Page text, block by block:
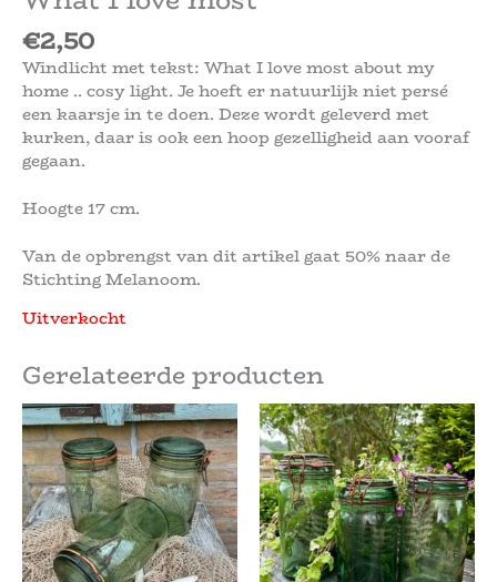
€2,50
Windlicht met tekst: What I love most about my
home .. cosy light. Je hoeft er natuurlijk niet persé
een kaarsje in te doen. Deze wordt geleverd met
kurken, daar is ook een hoop gezelligheid aan vooraf
gegaan.
Hoogte 17 cm.
Van de opbrengst van dit artikel gaat 50% naar de
Stichting Melanoom.
Uitverkocht
Gerelateerde producten